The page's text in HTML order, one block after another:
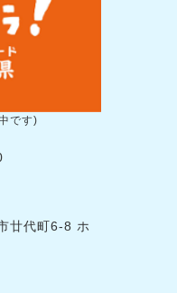
です)
廿代町6-8 ホ